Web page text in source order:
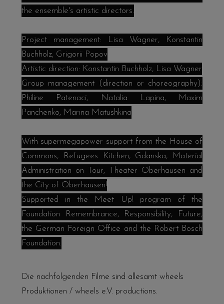
the ensemble's artistic directors.
Project management: Lisa Wagner, Konstantin
Buchholz, Grigorii Popov
Artistic direction: Konstantin Buchholz, Lisa Wagner
Group management (direction or choreography):
Philine Patenaci, Natalia Lapina, Maxim
Panchenko, Marina Matushkina
With supermegapower support from the House of
Commons, Refugees Kitchen, Gdanska, Material
Administration on Tour, Theater Oberhausen and
the City of Oberhausen!
Supported in the Meet Up! program of the
Foundation Remembrance, Responsibility, Future,
the German Foreign Office and the Robert Bosch
Foundation.
Die nachfolgenden Filme sind allesamt wheels
Produktionen / wheels e.V. productions.